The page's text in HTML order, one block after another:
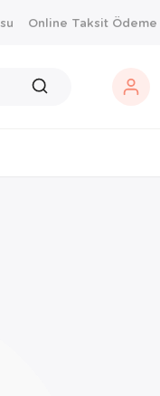
Online Taksit Ödeme